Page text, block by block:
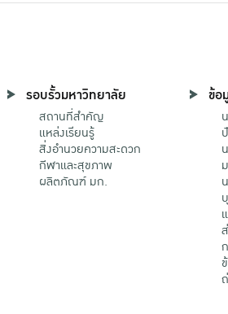
รอบรั้วมหาวิทยาลัย
สถานที่สำคัญ
แหล่งเรียนรู้
สิ่งอำนวยความสะดวก
กีฬาและสุขภาพ
ผลิตภัณฑ์ มก.
ข้อ